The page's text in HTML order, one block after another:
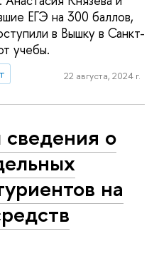
ЕГЭ на 300 баллов,
в Вышку в Санкт-
учебы.
22 августа, 2024 г.
о
на